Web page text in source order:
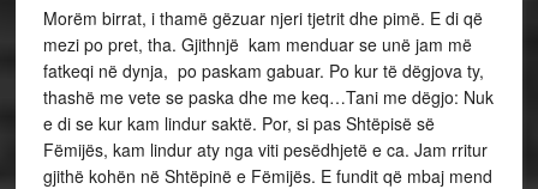
Morëm birrat, i thamë gëzuar njeri tjetrit dhe pimë. E di që
mezi po pret, tha. Gjithnjë kam menduar se unë jam më
fatkeqi në dynja, po paskam gabuar. Po kur të dëgjova ty,
thashë me vete se paska dhe me keq…Tani me dëgjo: Nuk
e di se kur kam lindur saktë. Por, si pas Shtëpisë së
Fëmijës, kam lindur aty nga viti pesëdhjetë e ca. Jam rritur
gjithë kohën në Shtëpinë e Fëmijës. E fundit që mbaj mend